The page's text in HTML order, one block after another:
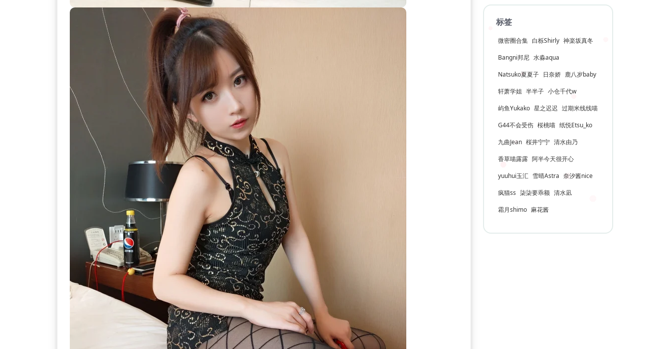
标签
微密圈合集 白栎Shirly 神楽坂真冬
Bangni邦尼 水淼aqua
Natsuko夏夏子 日奈娇 鹿八岁baby
轩萧学姐 半半子 小仓千代w
屿鱼Yukako 星之迟迟 过期米线线喵
G44不会受伤 桜桃喵 纸悦Etsu_ko
九曲Jean 桜井宁宁 清水由乃
香草喵露露 阿半今天很开心
yuuhui玉汇 雪晴Astra 奈汐酱nice
疯猫ss 柒柒要乖额 清水凪
霜月shimo 麻花酱